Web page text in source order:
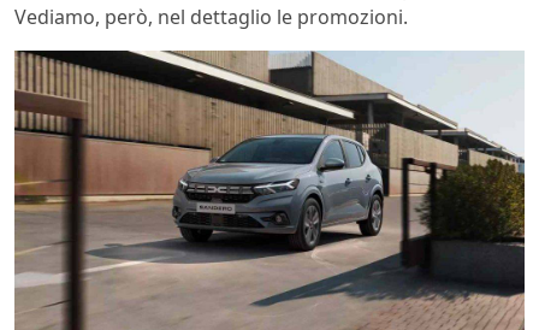
Vediamo, però, nel dettaglio le promozioni.